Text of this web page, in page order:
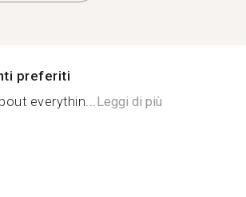
preferiti
everythin...Leggi di più